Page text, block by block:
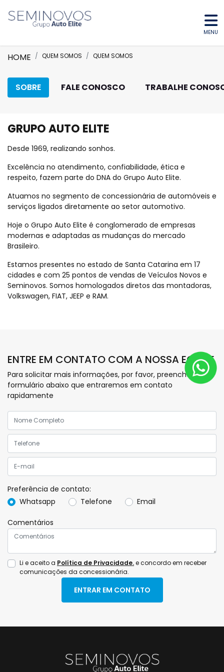
MENU
HOME QUEM SOMOS QUEM SOMOS
SOBRE FALE CONOSCO TRABALHE
GRUPO AUTO ELITE
Desde 1969, realizando sonhos.
Excelência no atendimento, confiabilidade, ética e
respeito, fazem parte do DNA do Grupo Auto Elite.
Atuamos no segmento de concessionária de automóveis e
serviços ligados diretamente ao setor automotivo.
Hoje o Grupo Auto Elite é conglomerado de empresas
modernas e adaptadas as mudanças do mercado
Brasileiro.
Estamos presentes no estado de Santa Catarina em 17
cidades e com 25 pontos de vendas de Veículos Novos e
Seminovos. Somos homologados diretos das montadoras,
Volkswagen, FIAT, JEEP e RAM.
ENTRE EM CONTATO COM A NOSSA EQUIPE
Para solicitar mais informações, por favor, preencha o
formulário abaixo que entraremos em contato
rapidamente
Preferência de contato:
Whatsapp
Telefone Email
Comentários
Li e aceito a Política de Privacidade.e concordo em receber
comunicações da concessionária.
ENTRAR EM CONTATO